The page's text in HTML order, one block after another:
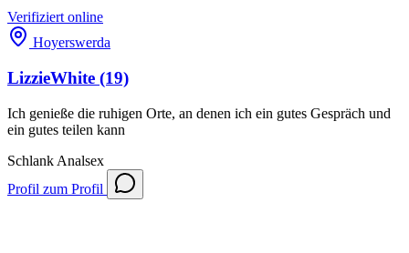
Verifiziertonline
Hoyerswerda
LizzieWhite (19)
Ich genieße die ruhigen Orte, an denen ich ein gutes Gespräch und
ein gutes teilen kann
Schlank Analsex
Profil zum Profil